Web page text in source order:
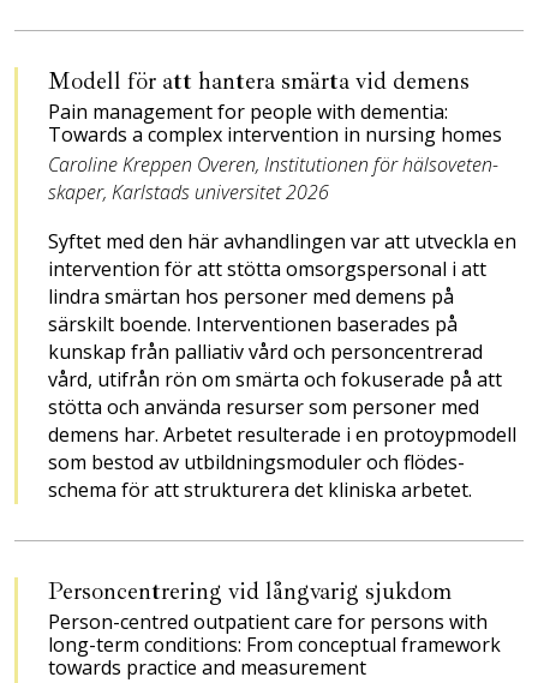
Modell för att hantera smärta vid demens
Pain management for people with dementia:
Towards a complex inter­vention in ­nursing homes
Caroline Kreppen Overen, Insti­tutionen för hälsoveten­
skaper, Karlstads universitet 2026
Syftet med den här avhand­lingen var att utveckla en
intervention för att stötta omsorgspersonal i att
lindra smärtan hos personer med demens på
särskilt boende. Interventionen baserades på
kunskap från palliativ vård och personcentrerad
vård, utifrån rön om smärta och fokuserade på att
stötta och använda resurser som personer med
demens har. Arbetet resulterade i en protoypmodell
som bestod av utbildningsmoduler och flödes­
schema för att strukturera det kliniska arbetet.
Personcentrering vid långvarig sjukdom
Person-centred outpatient care for persons with
long-term conditions: From conceptual framework
towards practice and measurement